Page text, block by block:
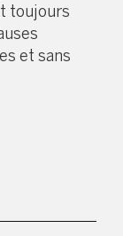
toujours
et sans